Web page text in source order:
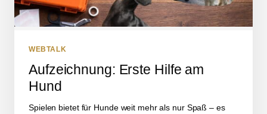
WEBTALK
Aufzeichnung: Erste Hilfe am
Hund
Spielen bietet für Hunde weit mehr als nur Spaß – es